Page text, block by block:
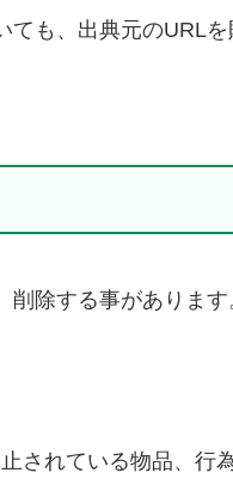
も、出典元のURLを
除する事があります
されている物品、行